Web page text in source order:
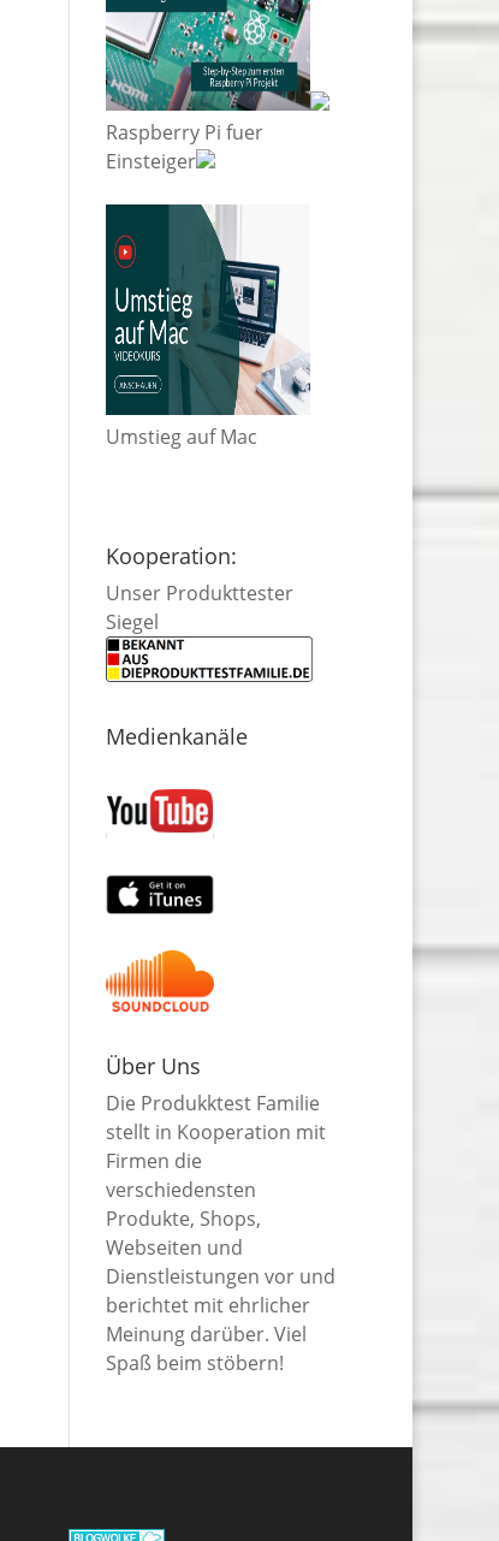
Raspberry Pi fuer
Einsteiger
Umstieg auf Mac
Kooperation:
Unser Produkttester
Siegel
Medienkanäle
Über Uns
Die Produkktest Familie
stellt in Kooperation mit
Firmen die
verschiedensten
Produkte, Shops,
Webseiten und
Dienstleistungen vor und
berichtet mit ehrlicher
Meinung darüber. Viel
Spaß beim stöbern!